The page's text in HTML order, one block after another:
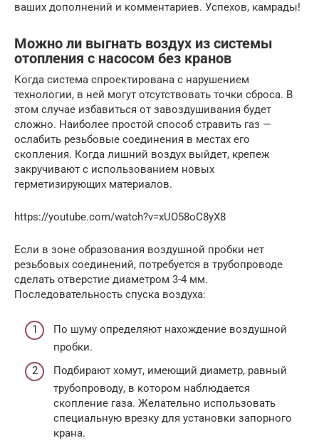
ваших дополнений и комментариев. Успехов, камрады!
Можно ли выгнать воздух из системы
отопления с насосом без кранов
Когда система спроектирована с нарушением
технологии, в ней могут отсутствовать точки сброса. В
этом случае избавиться от завоздушивания будет
сложно. Наиболее простой способ стравить газ —
ослабить резьбовые соединения в местах его
скопления. Когда лишний воздух выйдет, крепеж
закручивают с использованием новых
герметизирующих материалов.
https://youtube.com/watch?v=xUO58oC8yX8
Если в зоне образования воздушной пробки нет
резьбовых соединений, потребуется в трубопроводе
сделать отверстие диаметром 3-4 мм.
Последовательность спуска воздуха:
По шуму определяют нахождение воздушной
пробки.
Подбирают хомут, имеющий диаметр, равный
трубопроводу, в котором наблюдается
скопление газа. Желательно использовать
специальную врезку для установки запорного
крана.